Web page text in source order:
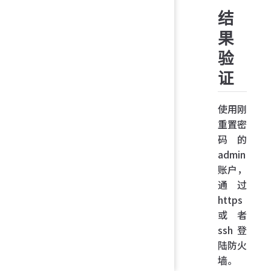
结
果
验
证
使用刚
重置密
码的
admin
账户，
通过
https
或者
ssh 登
陆防火
墙。